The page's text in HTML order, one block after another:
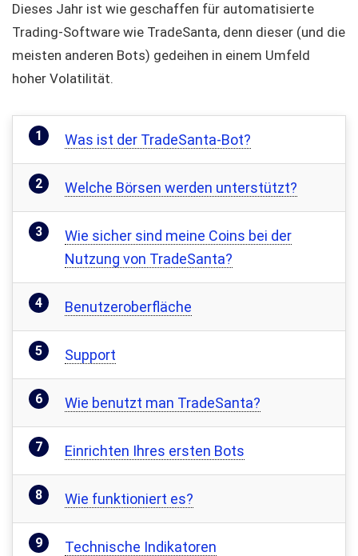
Dieses Jahr ist wie geschaffen für automatisierte
Trading-Software wie TradeSanta, denn dieser (und die
meisten anderen Bots) gedeihen in einem Umfeld
hoher Volatilität.
Was ist der TradeSanta-Bot?
Welche Börsen werden unterstützt?
Wie sicher sind meine Coins bei der
Nutzung von TradeSanta?
Benutzeroberfläche
Support
Wie benutzt man TradeSanta?
Einrichten Ihres ersten Bots
Wie funktioniert es?
Technische Indikatoren